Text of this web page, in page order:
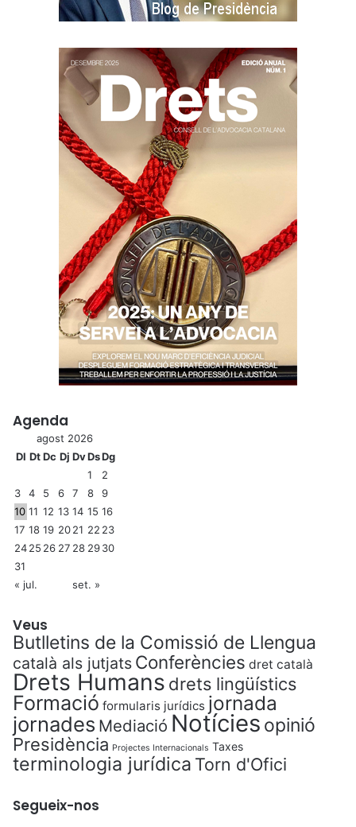
Agenda
agost 2026
Dl DtDc Dj DvDsDg
1
2
3
4 5 6 7 8
9
10 11 12 13 14 15 16
17 18 19 2021 22 23
2425 26 27 28 2930
31
« jul.
set. »
Veus
Butlletins de la Comissió de Llengua
català als jutjats Conferències dret català
Drets Humans drets lingüístics
Formació formularis jurídics jornada
jornades Mediació Notícies opinió
Presidència Projectes Internacionals Taxes
terminologia jurídica Torn d'Ofici
Segueix-nos